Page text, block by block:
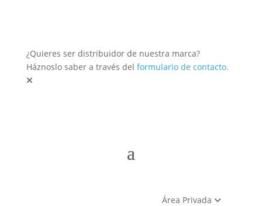
¿Quieres ser distribuidor de nuestra marca?
Háznoslo saber a través del formulario de contacto.
Área Privada